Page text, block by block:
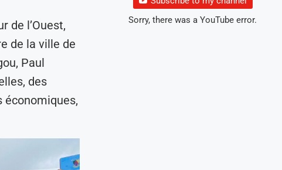
de l’Ouest,
de la ville de
Paul
des
économiques,
Sorry, there was a YouTube error.